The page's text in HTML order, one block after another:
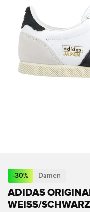
-30% Damen
ADIDAS
WEISS/